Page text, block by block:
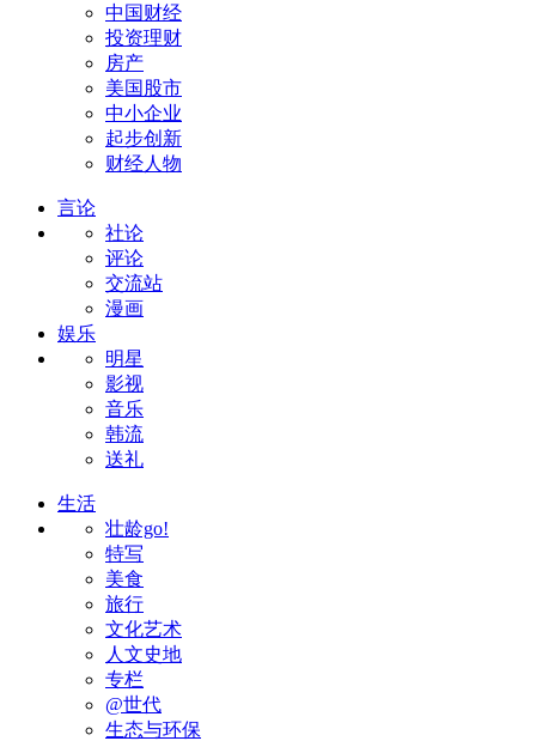
中国财经
投资理财
房产
美国股市
中小企业
起步创新
财经人物
言论
社论
评论
交流站
漫画
娱乐
明星
影视
音乐
韩流
送礼
生活
壮龄go!
特写
美食
旅行
文化艺术
人文史地
专栏
@世代
生态与环保